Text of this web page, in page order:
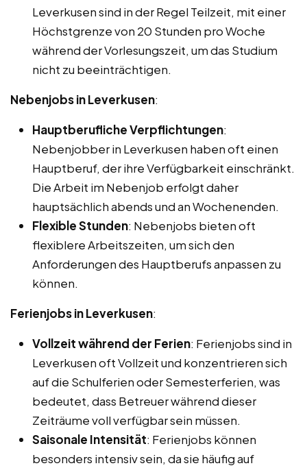
Leverkusen sind in der Regel Teilzeit, mit einer
Höchstgrenze von 20 Stunden pro Woche
während der Vorlesungszeit, um das Studium
nicht zu beeinträchtigen.
Nebenjobs in Leverkusen:
Hauptberufliche Verpflichtungen:
Nebenjobber in Leverkusen haben oft einen
Hauptberuf, der ihre Verfügbarkeit einschränkt.
Die Arbeit im Nebenjob erfolgt daher
hauptsächlich abends und an Wochenenden.
Flexible Stunden: Nebenjobs bieten oft
flexiblere Arbeitszeiten, um sich den
Anforderungen des Hauptberufs anpassen zu
können.
Ferienjobs in Leverkusen:
Vollzeit während der Ferien: Ferienjobs sind in
Leverkusen oft Vollzeit und konzentrieren sich
auf die Schulferien oder Semesterferien, was
bedeutet, dass Betreuer während dieser
Zeiträume voll verfügbar sein müssen.
Saisonale Intensität: Ferienjobs können
besonders intensiv sein, da sie häufig auf